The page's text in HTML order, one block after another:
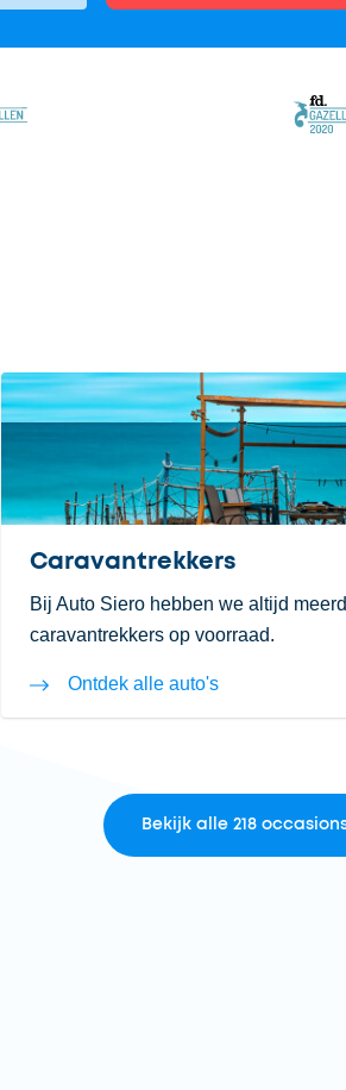
Caravantrekkers
Bij Auto Siero hebben we altijd
caravantrekkers op voorraad.
Ontdek alle auto's
Bekijk alle 218